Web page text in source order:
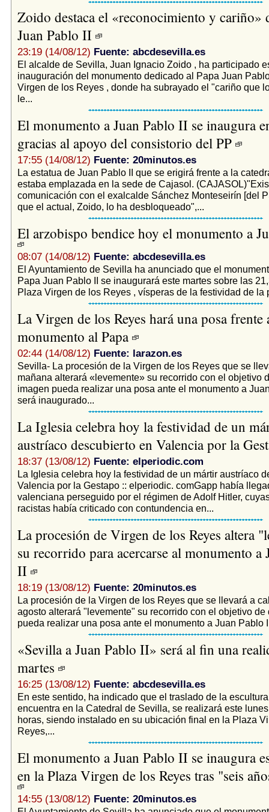
Zoido destaca el «reconocimiento y cariño»
Juan Pablo II
23:19 (14/08/12) Fuente: abcdesevilla.es
El alcalde de Sevilla, Juan Ignacio Zoido , ha participado
inauguración del monumento dedicado al Papa Juan
Virgen de los Reyes , donde ha subrayado el "cariño que
le...
El monumento a Juan Pablo II se inaugura
gracias al apoyo del consistorio del PP
17:55 (14/08/12) Fuente: 20minutos.es
La estatua de Juan Pablo II que se erigirá frente a la
estaba emplazada en la sede de Cajasol.
comunicación con el exalcalde Sánchez Monteseirín [del
que el actual, Zoido, lo ha desbloqueado",...
El arzobispo bendice hoy el monumento a
08:07 (14/08/12) Fuente: abcdesevilla.es
El Ayuntamiento de Sevilla ha anunciado que el
Papa Juan Pablo II se inaugurará este martes sobre las
Plaza Virgen de los Reyes , vísperas de la festividad de la
La Virgen de los Reyes hará una posa frente
monumento al Papa
02:44 (14/08/12) Fuente: larazon.es
Sevilla- La procesión de la Virgen de los Reyes que se
mañana alterará «levemente» su recorrido con el objetivo
imagen pueda realizar una posa ante el monumento a
será inaugurado...
La Iglesia celebra hoy la festividad de un
austríaco descubierto en Valencia por la
18:37 (13/08/12) Fuente: elperiodic.com
La Iglesia celebra hoy la festividad de un mártir austríaco
Valencia por la Gestapo :: elperiodic. comGapp había
valenciana perseguido por el régimen de Adolf Hitler,
racistas había criticado con contundencia en...
La procesión de Virgen de los Reyes altera
su recorrido para acercarse al monumento a
II
18:19 (13/08/12) Fuente: 20minutos.es
La procesión de la Virgen de los Reyes que se llevará a
agosto alterará "levemente" su recorrido con el objetivo de
pueda realizar una posa ante el monumento a Juan Pablo
«Sevilla a Juan Pablo II» será al fin una
martes
16:25 (13/08/12) Fuente: abcdesevilla.es
En este sentido, ha indicado que el traslado de la
encuentra en la Catedral de Sevilla, se realizará este
horas, siendo instalado en su ubicación final en la Plaza
Reyes,...
El monumento a Juan Pablo II se inaugura
en la Plaza Virgen de los Reyes tras "seis
14:55 (13/08/12) Fuente: 20minutos.es